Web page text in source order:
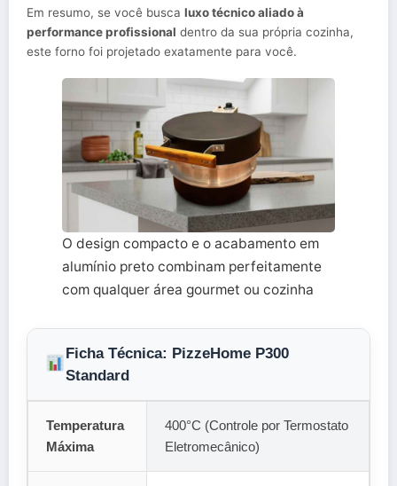
Em resumo, se você busca luxo técnico aliado à
performance profissional dentro da sua própria cozinha,
este forno foi projetado exatamente para você.
O design compacto e o acabamento em
alumínio preto combinam perfeitamente
com qualquer área gourmet ou cozinha
Ficha Técnica: PizzeHome P300
Standard
Temperatura
Máxima
400°C (Controle por Termostato
Eletromecânico)